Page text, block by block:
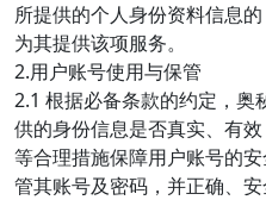
所提供的个人身份资料信息
为其提供该项服务。
2.用户账号使用与保管
2.1 根据必备条款的约定，奥
供的身份信息是否真实、有
等合理措施保障用户账号的
管其账号及密码，并正确、